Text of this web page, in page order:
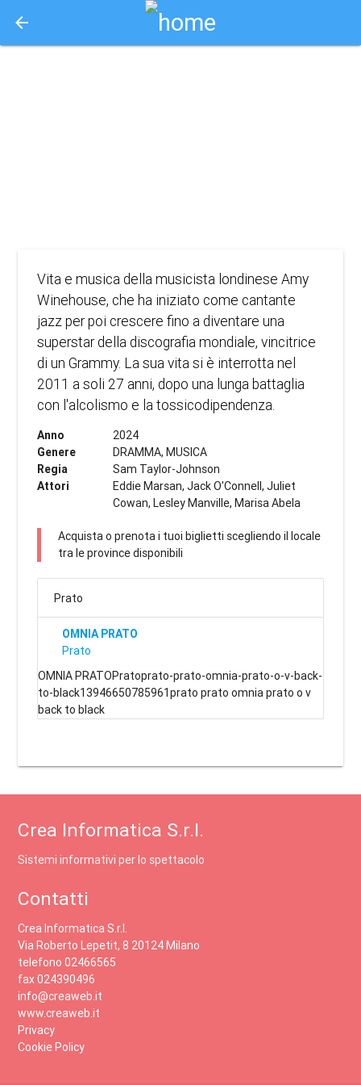
arrow_back
Vita e musica della musicista londinese Amy
Winehouse, che ha iniziato come cantante
jazz per poi crescere fino a diventare una
superstar della discografia mondiale, vincitrice
di un Grammy. La sua vita si è interrotta nel
2011 a soli 27 anni, dopo una lunga battaglia
con l'alcolismo e la tossicodipendenza.
Anno
2024
Genere
DRAMMA, MUSICA
Regia
Sam Taylor-Johnson
Attori
Eddie Marsan, Jack O'Connell, Juliet
Cowan, Lesley Manville, Marisa Abela
Acquista o prenota i tuoi biglietti scegliendo il locale
tra le province disponibili
Prato
OMNIA PRATO
Prato
OMNIA PRATOPratoprato-prato-omnia-prato-o-v-back-
to-black13946650785961prato prato omnia prato o v
back to black
Crea Informatica S.r.l.
Sistemi informativi per lo spettacolo
Contatti
Crea Informatica S.r.l.
Via Roberto Lepetit, 8 20124 Milano
telefono 02466565
fax 024390496
info@creaweb.it
www.creaweb.it
Privacy
Cookie Policy